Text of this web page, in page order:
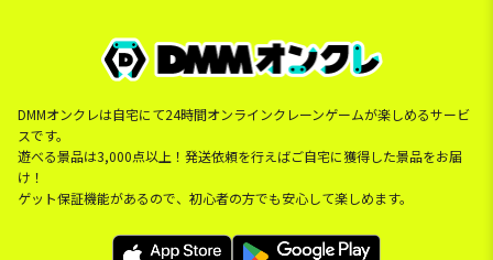
DMMオンクレは自宅にて24時間オンラインクレーンゲームが楽しめるサービ
スです。
遊べる景品は3,000点以上！発送依頼を行えばご自宅に獲得した景品をお届
け！
ゲット保証機能があるので、初心者の方でも安心して楽しめます。